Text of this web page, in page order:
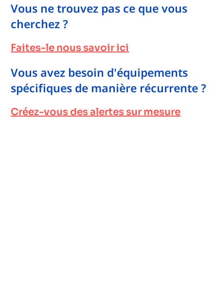
Vous ne trouvez pas ce que vous
cherchez ?
Faites-le nous savoir ici
Vous avez besoin d'équipements
spécifiques de manière récurrente ?
Créez-vous des alertes sur mesure